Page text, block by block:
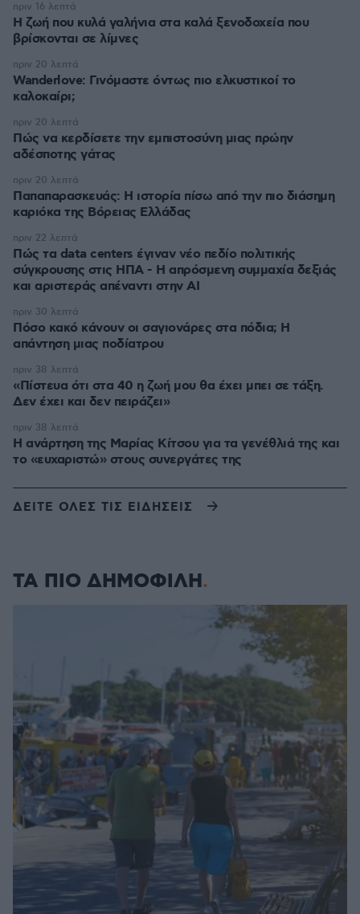
Η ζωή που κυλά γαλήνια στα καλά ξενοδοχεία που
βρίσκονται σε λίμνες
πριν 16 λεπτά
Wanderlove: Γινόμαστε όντως πιο ελκυστικοί το
καλοκαίρι;
πριν 20 λεπτά
Πώς να κερδίσετε την εμπιστοσύνη μιας πρώην
αδέσποτης γάτας
πριν 20 λεπτά
Παπαπαρασκευάς: Η ιστορία πίσω από την πιο διάσημη
καριόκα της Βόρειας Ελλάδας
πριν 20 λεπτά
Πώς τα data centers έγιναν νέο πεδίο πολιτικής
σύγκρουσης στις ΗΠΑ - Η απρόσμενη συμμαχία δεξιάς
και αριστεράς απέναντι στην AI
πριν 22 λεπτά
Πόσο κακό κάνουν οι σαγιονάρες στα πόδια; Η
απάντηση μιας ποδίατρου
πριν 30 λεπτά
«Πίστευα ότι στα 40 η ζωή μου θα έχει μπει σε τάξη.
Δεν έχει και δεν πειράζει»
πριν 38 λεπτά
Η ανάρτηση της Μαρίας Κίτσου για τα γενέθλιά της και
το «ευχαριστώ» στους συνεργάτες της
πριν 38 λεπτά
ΔΕΙΤΕ ΟΛΕΣ ΤΙΣ ΕΙΔΗΣΕΙΣ
ΤΑ ΠΙΟ ΔΗΜΟΦΙΛΗ